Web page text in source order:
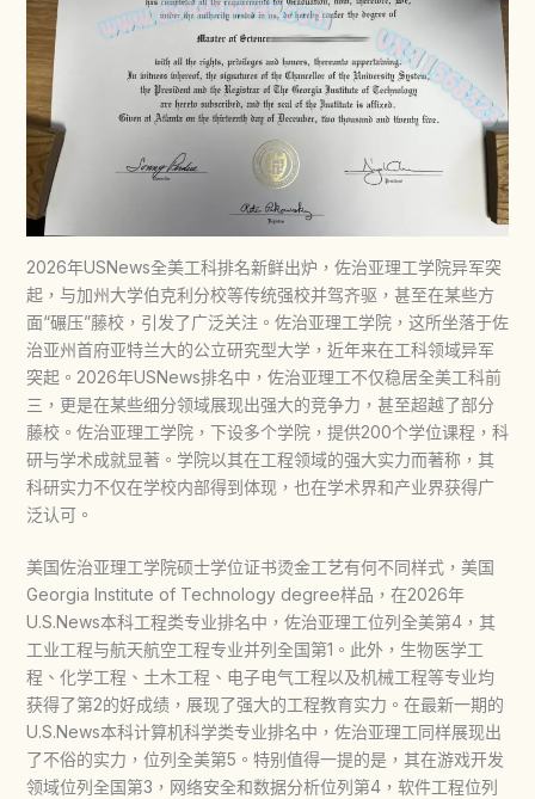
2026年USNews全美工科排名新鲜出炉，佐治亚理工学院异军突
起，与加州大学伯克利分校等传统强校并驾齐驱，甚至在某些方
面“碾压”藤校，引发了广泛关注。佐治亚理工学院，这所坐落于佐
治亚州首府亚特兰大的公立研究型大学，近年来在工科领域异军
突起。2026年USNews排名中，佐治亚理工不仅稳居全美工科前
三，更是在某些细分领域展现出强大的竞争力，甚至超越了部分
藤校。佐治亚理工学院，下设多个学院，提供200个学位课程，科
研与学术成就显著。学院以其在工程领域的强大实力而著称，其
科研实力不仅在学校内部得到体现，也在学术界和产业界获得广
泛认可。
美国佐治亚理工学院硕士学位证书烫金工艺有何不同样式，美国
Georgia Institute of Technology degree样品，在2026年
U.S.News本科工程类专业排名中，佐治亚理工位列全美第4，其
工业工程与航天航空工程专业并列全国第1。此外，生物医学工
程、化学工程、土木工程、电子电气工程以及机械工程等专业均
获得了第2的好成绩，展现了强大的工程教育实力。在最新一期的
U.S.News本科计算机科学类专业排名中，佐治亚理工同样展现出
了不俗的实力，位列全美第5。特别值得一提的是，其在游戏开发
领域位列全国第3，网络安全和数据分析位列第4，软件工程位列